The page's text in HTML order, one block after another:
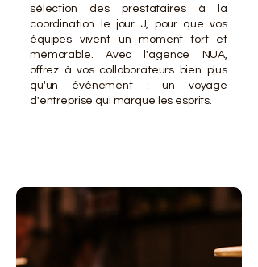
sélection des prestataires à la
coordination le jour J, pour que vos
équipes vivent un moment fort et
mémorable. Avec l'agence NUA,
offrez à vos collaborateurs bien plus
qu'un événement : un voyage
d'entreprise qui marque les esprits.